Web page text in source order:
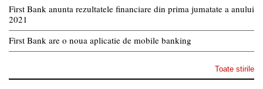
First Bank anunta rezultatele financiare din prima jumatate a anului
2021
First Bank are o noua aplicatie de mobile banking
Toate stirile